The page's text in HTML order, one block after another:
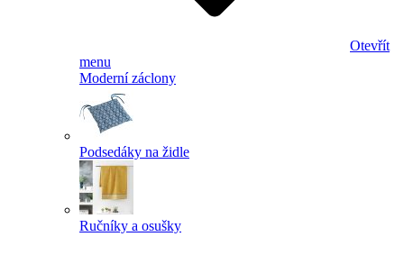
Otevřít
menu
Moderní záclony
Podsedáky na židle
Ručníky a osušky